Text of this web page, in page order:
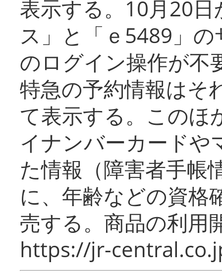
表示する。10月20
ス」と「ｅ5489」
のログイン操作が不
特急の予約情報はそ
て表示する。このほ
イナンバーカードや
た情報（障害者手帳
に、年齢などの資格
売する。商品の利用
https://jr-